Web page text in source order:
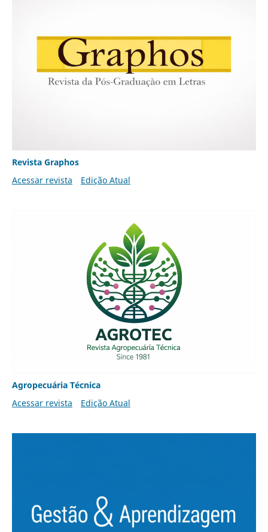
Revista Graphos
Acessar revista
Edição Atual
Agropecuária Técnica
Acessar revista
Edição Atual